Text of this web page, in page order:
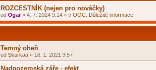
ROZCESTNÍK (nejen pro nováčky)
od Ogar» 4. 7. 2024 9.14 » v OOC: Důležité informace
Temný oheň
od Skurkaa » 18. 1. 2021 9.57
Nadpozemská záře - efekt